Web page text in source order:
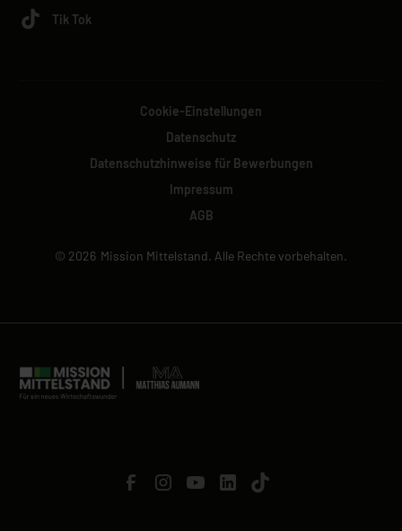
Tik Tok
© 2026 Mission Mittelstand. Alle Rechte vorbehalten.
Cookie-Einstellungen
Datenschutz
Datenschutzhinweise für Bewerbungen
Impressum
AGB